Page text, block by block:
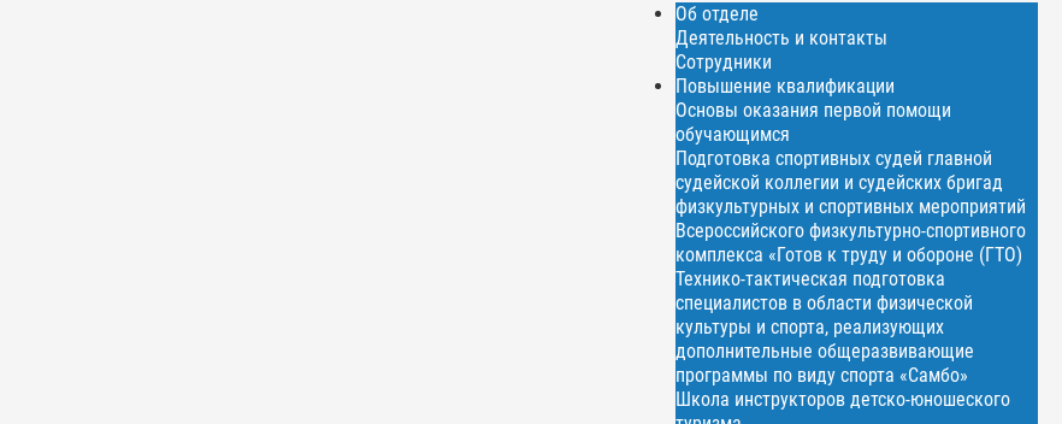
Об отделе
Деятельность и контакты
Сотрудники
Повышение квалификации
Основы оказания первой помощи
обучающимся
Подготовка спортивных судей главной
судейской коллегии и судейских бригад
физкультурных и спортивных мероприятий
Всероссийского физкультурно-спортивного
комплекса «Готов к труду и обороне (ГТО)
Технико-тактическая подготовка
специалистов в области физической
культуры и спорта, реализующих
дополнительные общеразвивающие
программы по виду спорта «Самбо»
Школа инструкторов детско-юношеского